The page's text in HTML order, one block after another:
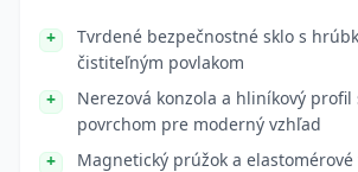
Tvrdené bezpečnostné sklo s
čistiteľným povlakom
Nerezová konzola a hliníkový profil
povrchom pre moderný vzhľad
Magnetický prúžok a